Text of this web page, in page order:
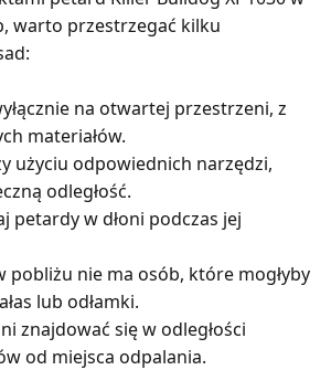
warto przestrzegać kilku
na otwartej przestrzeni, z
materiałów.
użyciu odpowiednich narzędzi,
odległość.
petardy w dłoni podczas jej
pobliżu nie ma osób, które mogłyby
lub odłamki.
znajdować się w odległości
od miejsca odpalania.